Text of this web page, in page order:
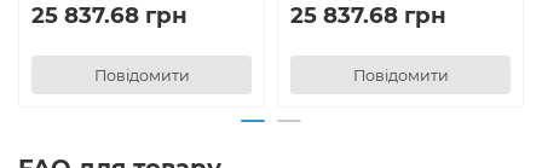
25 837.68 грн
Повідомити
25 837.68 грн
Повідомити